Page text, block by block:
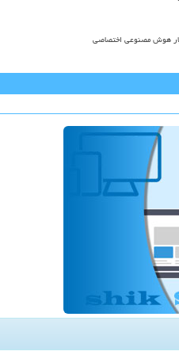
هوش مصنوعی اختصاصی